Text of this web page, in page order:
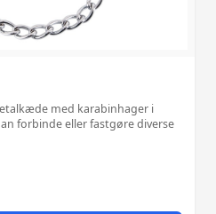
med karabinhager i
forbinde eller fastgøre diverse